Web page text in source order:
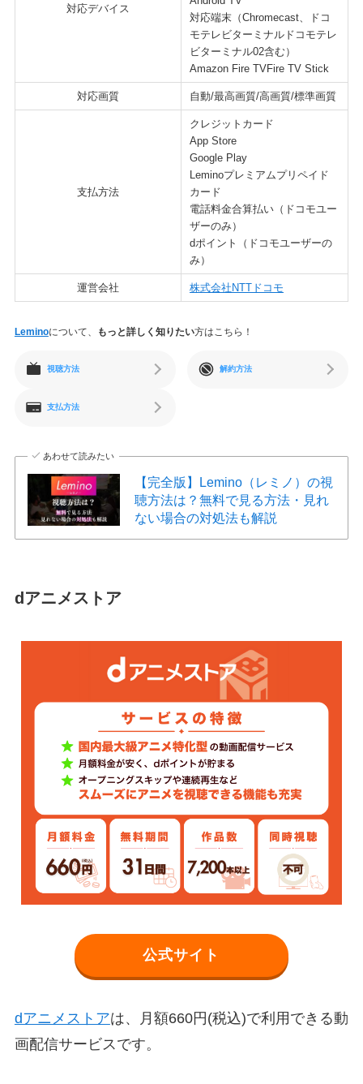
対応デバイス
対応端末（Chromecast、ドコ
モテレビターミナルドコモテレ
ビターミナル02含む）
Amazon Fire TVFire TV Stick
対応画質 自動/最高画質/高画質/標準画質
支払方法
クレジットカード
App Store
Google Play
Leminoプレミアムプリペイド
カード
電話料金合算払い（ドコモユー
ザーのみ）
dポイント（ドコモユーザーの
み）
運営会社 株式会社NTTドコモ
Leminoについて、 もっと詳しく知りたい方はこちら！
視聴方法 解約方法
支払方法
あわせて読みたい
【完全版】Lemino（レミノ）の視
聴方法は？無料で見る方法・見れ
ない場合の対処法も解説
dアニメストア
公式サイト
dアニメストアは、月額660円(税込)で利用できる動
画配信サービスです。